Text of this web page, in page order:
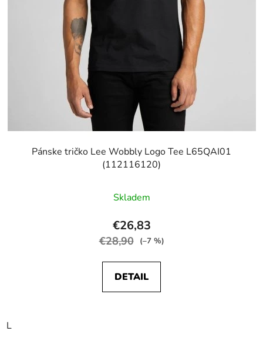
Pánske tričko Lee Wobbly Logo Tee L65QAI01
(112116120)
Skladem
€26,83
€28,90 (–7 %)
DETAIL
L